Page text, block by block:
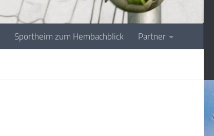
Sportheim zum Hembachblick Partner